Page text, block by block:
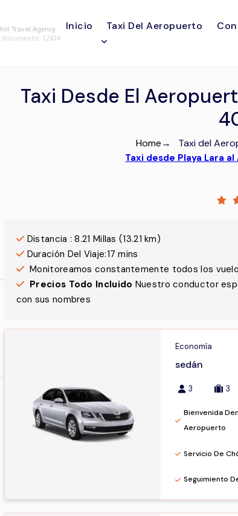
Travel Agency
documento: 12424
Inicio Taxi Del Aeropuerto
Taxi Desde El
Home→ Taxi del
Taxi desde Playa Lara
Distancia :8.21 Millas (13.21 km)
Duración Del Viaje:17 mins
Monitoreamos constantemente todos los
Precios Todo Incluido Nuestro conductor
con sus nombres
Economía
sedán
3 3
Bienvenida
Aeropuerto
Servicio De
Seguimiento